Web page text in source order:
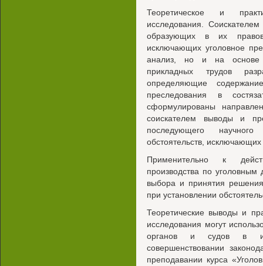
Теоретическое и
исследования.
образующих в их
исключающих уголовное
анализ, но и на основе
прикладных трудов
определяющие
преследования в
сформулированы
соискателем выводы и
последующего
обстоятельств,
Применительно к
производства по
выбора и принятия
при установлении
Теоретические выводы и
исследования могут
органов и судов в их
совершенствовании
преподавании курса